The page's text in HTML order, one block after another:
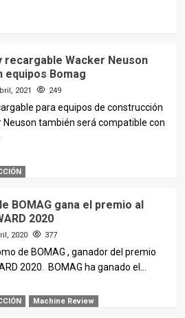
recargable Wacker Neuson
equipos Bomag
2021 249
para equipos de construcción
Neuson también será compatible con
BOMAG gana el premio al
2020
2020 377
de BOMAG , ganador del premio
2020. BOMAG ha ganado el...
Machine Review